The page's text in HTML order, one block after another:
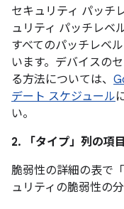
セキュリティ パッチ
ュリティ パッチレベ
すべてのパッチレベ
います。デバイスの
る方法については、
デート スケジュール
い。
2. 「タイプ」 列の項
脆弱性の詳細の表で「
ュリティの脆弱性の